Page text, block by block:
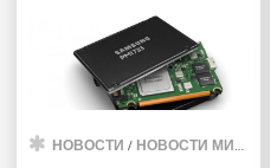
производителей
SSD и HDD попали в
зону риска -
«Новости сети»
НОВОСТИ / НОВОСТИ МИРА ИНТЕРНЕТ